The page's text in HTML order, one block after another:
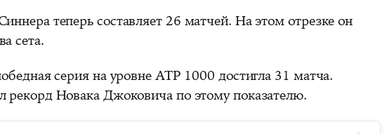
теперь составляет 26 матчей. На этом отрезке он
сета.
серия на уровне ATP 1000 достигла 31 матча.
рекорд Новака Джоковича по этому показателю.